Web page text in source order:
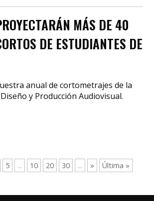
MÁS DE 40
DE ESTUDIANTES DE
anual de cortometrajes de la
y Producción Audiovisual.
5 ... 10 20 30 ... » Última »